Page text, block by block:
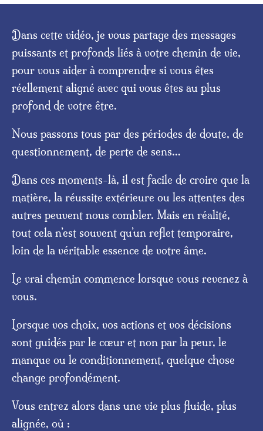
Dans cette vidéo, je vous partage des messages
puissants et profonds liés à votre chemin de vie,
pour vous aider à comprendre si vous êtes
réellement aligné avec qui vous êtes au plus
profond de votre être.
Nous passons tous par des périodes de doute, de
questionnement, de perte de sens…
Dans ces moments-là, il est facile de croire que la
matière, la réussite extérieure ou les attentes des
autres peuvent nous combler. Mais en réalité,
tout cela n’est souvent qu’un reflet temporaire,
loin de la véritable essence de votre âme.
Le vrai chemin commence lorsque vous revenez à
vous.
Lorsque vos choix, vos actions et vos décisions
sont guidés par le cœur et non par la peur, le
manque ou le conditionnement, quelque chose
change profondément.
Vous entrez alors dans une vie plus fluide, plus
alignée, où :